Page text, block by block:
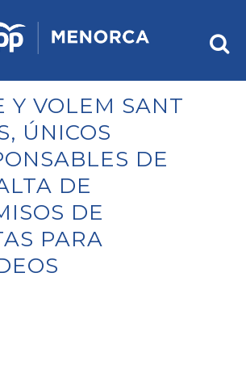
Y VOLEM SANT
ÚNICOS
DE
DE
DE
PARA